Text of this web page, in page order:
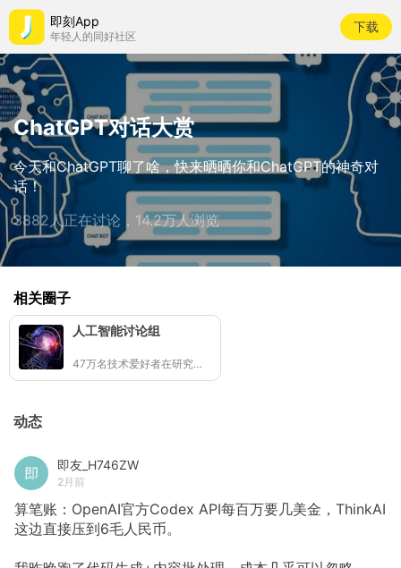
即刻App
年轻人的同好社区
下载
ChatGPT对话大赏
今天和ChatGPT聊了啥，快来晒晒你和ChatGPT的神奇对
话！
3882人正在讨论，14.2万人浏览
相关圈子
人工智能讨论组
47万名技术爱好者在研究人工智能or“智障”
动态
即友_H746ZW
2月前
算笔账：OpenAI官方Codex API每百万要几美金，ThinkAI
这边直接压到6毛人民币。